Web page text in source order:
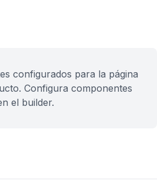
configurados para la página
Configura componentes
el builder.